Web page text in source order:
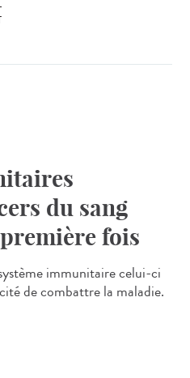
du sang
fois
immunitaire celui-ci
de combattre la maladie.